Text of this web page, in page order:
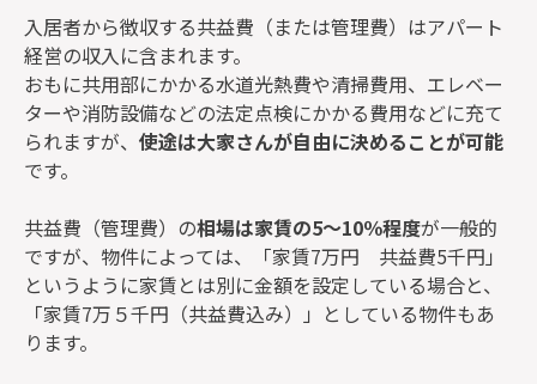
入居者から徴収する共益費（または管理費）はアパート
経営の収入に含まれます。
おもに共用部にかかる水道光熱費や清掃費用、エレベー
ターや消防設備などの法定点検にかかる費用などに充て
られますが、 使途は大家さんが自由に決めることが可能
です。
共益費（管理費）の相場は家賃の5～10％程度が一般的
ですが、物件によっては、「家賃7万円 共益費5千円」
というように家賃とは別に金額を設定している場合と、
「家賃7万５千円（共益費込み）」としている物件もあ
ります。